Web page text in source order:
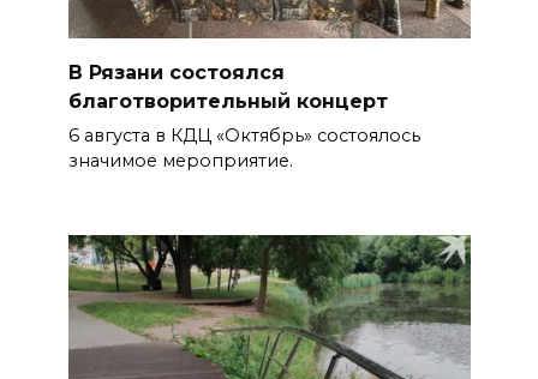
В Рязани состоялся
благотворительный концерт
6 августа в КДЦ «Октябрь» состоялось
значимое мероприятие.